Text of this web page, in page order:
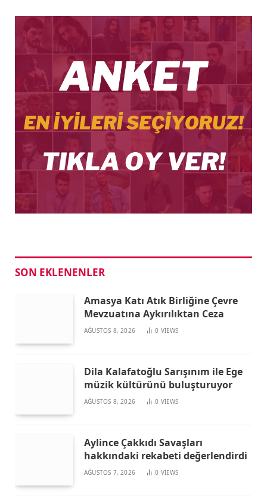
SON EKLENENLER
Amasya Katı Atık Birliğine Çevre
Mevzuatına Aykırılıktan Ceza
AĞUSTOS 8, 2026 0 VIEWS
Dila Kalafatoğlu Sarışınım ile Ege
müzik kültürünü buluşturuyor
AĞUSTOS 8, 2026 0 VIEWS
Aylince Çakkıdı Savaşları
hakkındaki rekabeti değerlendirdi
AĞUSTOS 7, 2026 0 VIEWS